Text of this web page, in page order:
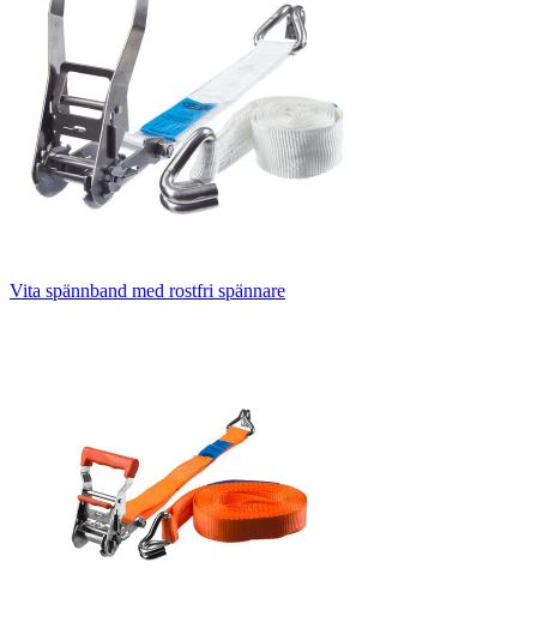
Vita spännband med rostfri spännare